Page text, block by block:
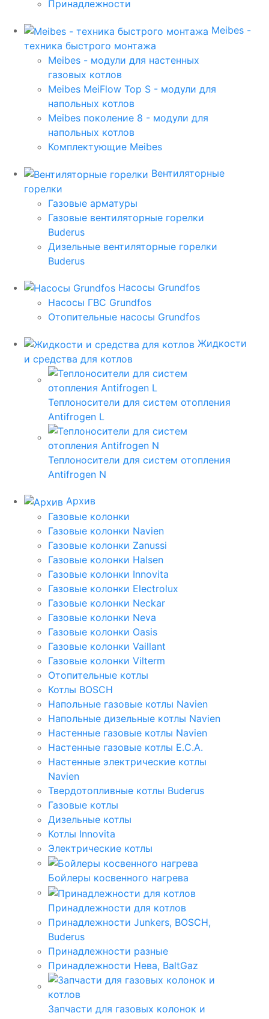
Принадлежности
Meibes -
техника быстрого монтажа
Meibes - модули для настенных
газовых котлов
Meibes MeiFlow Top S - модули для
напольных котлов
Meibes поколение 8 - модули для
напольных котлов
Комплектующие Meibes
Вентиляторные
горелки
Газовые арматуры
Газовые вентиляторные горелки
Buderus
Дизельные вентиляторные горелки
Buderus
Насосы Grundfos
Насосы ГВС Grundfos
Отопительные насосы Grundfos
Жидкости
и средства для котлов
Теплоносители для систем отопления
Antifrogen L
Теплоносители для систем отопления
Antifrogen N
Архив
Газовые колонки
Газовые колонки Navien
Газовые колонки Zanussi
Газовые колонки Halsen
Газовые колонки Innovita
Газовые колонки Electrolux
Газовые колонки Neckar
Газовые колонки Neva
Газовые колонки Oasis
Газовые колонки Vaillant
Газовые колонки Vilterm
Отопительные котлы
Котлы BOSCH
Напольные газовые котлы Navien
Напольные дизельные котлы Navien
Настенные газовые котлы Navien
Настенные газовые котлы E.C.A.
Настенные электрические котлы
Navien
Твердотопливные котлы Buderus
Газовые котлы
Дизельные котлы
Котлы Innovita
Электрические котлы
Бойлеры косвенного нагрева
Принадлежности для котлов
Принадлежности Junkers, BOSCH,
Buderus
Принадлежности разные
Принадлежности Нева, BaltGaz
Запчасти для газовых колонок и